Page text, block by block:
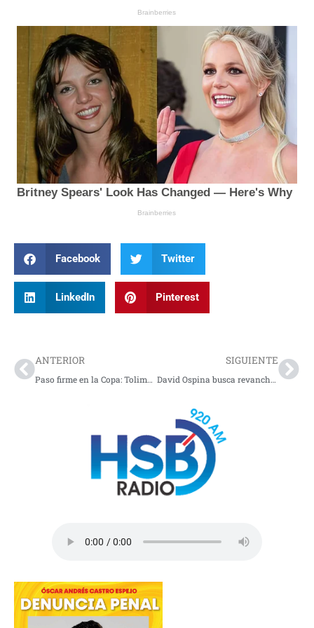
Facebook Twitter
LinkedIn Pinterest
ANTERIOR
Paso firme en la Copa: Tolima triunfa fuera de casa y define en Ibagué
SIGUIENTE
David Ospina busca revancha contra Millonarios…